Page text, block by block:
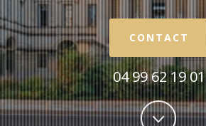
CONTACT
04 99 62 19 01